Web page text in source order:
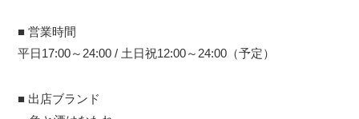
■ 営業時間
平日17:00～24:00 / 土日祝12:00～24:00（予定）
■ 出店ブランド